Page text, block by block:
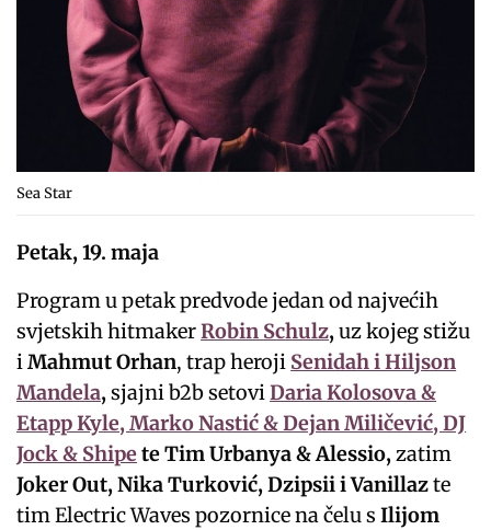
Sea Star
Petak, 19. maja
Program u petak predvode jedan od najvećih
svjetskih hitmakerRobin Schulz,uz kojeg stižu
iMahmut Orhan, trap heroji Senidah i Hiljson
Mandela,sjajni b2b setoviDaria Kolosova &
Etapp Kyle, Marko Nastić & Dejan Miličević, DJ
Jock & Shipete Tim Urbanya & Alessio,zatim
Joker Out, Nika Turković, Dzipsiii Vanillazte
tim Electric Waves pozornice na čelu sIlijom